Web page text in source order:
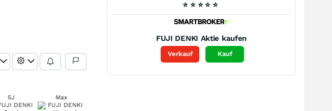
5J Max
⭐ ⭐ ⭐ ⭐ ⭐
FUJI DENKI Aktie kaufen
Verkauf Kauf